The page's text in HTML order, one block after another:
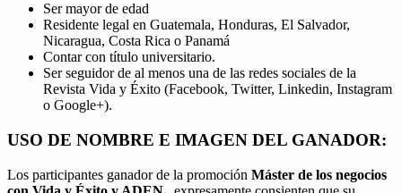
Ser mayor de edad
Residente legal en Guatemala, Honduras, El Salvador,
Nicaragua, Costa Rica o Panamá
Contar con título universitario.
Ser seguidor de al menos una de las redes sociales de la
Revista Vida y Éxito (Facebook, Twitter, Linkedin, Instagram
o Google+).
USO DE NOMBRE E IMAGEN DEL GANADOR:
Los participantes ganador de la promoción Máster de los negocios